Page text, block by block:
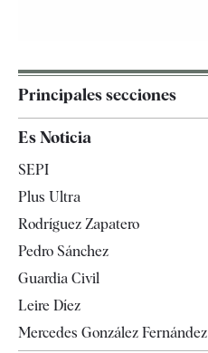
Principales secciones
España
Televisión
Es Noticia
SEPI
Plus Ultra
Rodríguez Zapatero
Pedro Sánchez
Guardia Civil
Leire Díez
Mercedes González Fernández